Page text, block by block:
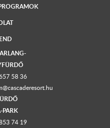
58 36
PARK
74 19